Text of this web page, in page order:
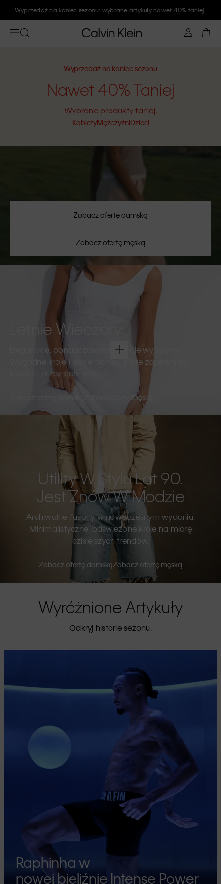
Zapisz się na newsletter Calvin Klein i zyskaj rabat 10%
Wyprzedaż na koniec sezonu
Nawet 40% Taniej
Wybrane produkty taniej.
KobietyMężczyźniDzieci
Zobacz ofertę damską
Zobacz ofertę męską
Letnie Wieczory
Eleganckie, ponadczasowe kreacje wyjściowe.
Wygodne kroje i lekkie tkaniny, które zapewniają
komfort przez cały wieczór.
Zobacz ofertę damską Zobacz ofertę męską
Utility W Stylu Lat 90.
Jest Znów W Modzie
Archiwalne fasony w nowoczesnym wydaniu.
Minimalistyczne, odświeżone kroje na miarę
dzisiejszych trendów.
Zobacz ofertę damskąZobacz ofertę męską
Wyróżnione Artykuły
Odkryj historie sezonu.
Raphinha w
nowej bieliźnie Intense Power